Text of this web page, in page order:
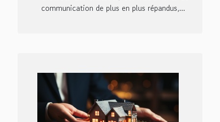
communication de plus en plus répandus,...